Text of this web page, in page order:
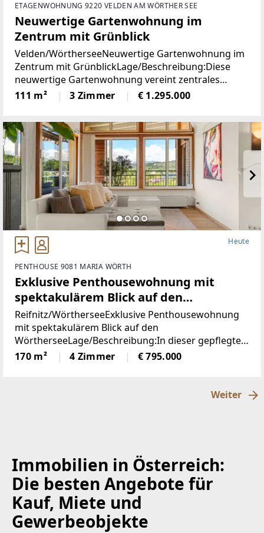
ETAGENWOHNUNG 9220 VELDEN AM WÖRTHER SEE
Neuwertige Gartenwohnung im
Zentrum mit Grünblick
Velden/WörtherseeNeuwertige Gartenwohnung im
Zentrum mit GrünblickLage/Beschreibung:Diese
neuwertige Gartenwohnung vereint zentrales
Wohnen mit einer außergewöhnlich ruhigen Lage
im Herzen von Velden am Wörthersee. Sämtliche
111 m² 3 Zimmer € 1.295.000
Heute
PENTHOUSE 9081 MARIA WÖRTH
Exklusive Penthousewohnung mit
spektakulärem Blick auf den
Wörthersee
Reifnitz/WörtherseeExklusive Penthousewohnung
mit spektakulärem Blick auf den
WörtherseeLage/Beschreibung:In dieser gepflegten
Appartementanlage in absoluter Wörtersee-Nähe
steht eine wunderschöne Penthouse-Wohnung zum
170 m² 4 Zimmer € 795.000
Weiter
Immobilien in Österreich:
Die besten Angebote für
Kauf, Miete und
Gewerbeobjekte